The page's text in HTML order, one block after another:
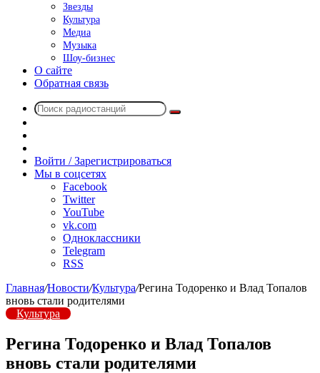
Звезды
Культура
Медиа
Музыка
Шоу-бизнес
О сайте
Обратная связь
Поиск
радио
Войти / Зарегистрироваться
Мы в соцсетях
Facebook
Twitter
YouTube
vk.com
Одноклассники
Telegram
RSS
Главная/Новости/Культура/Регина Тодоренко и Влад Топалов
вновь стали родителями
Культура
Регина Тодоренко и Влад Топалов
вновь стали родителями